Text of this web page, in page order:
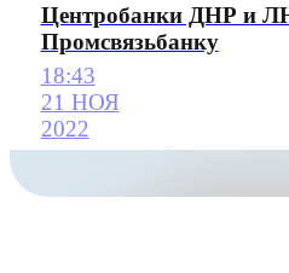
Центробанки ДНР и
Промсвязьбанку
18:43
21 НОЯ
2022